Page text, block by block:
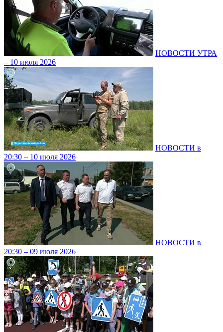
НОВОСТИ УТРА
– 10 июля 2026
НОВОСТИ в
20:30 – 10 июля 2026
НОВОСТИ в
20:30 – 09 июля 2026